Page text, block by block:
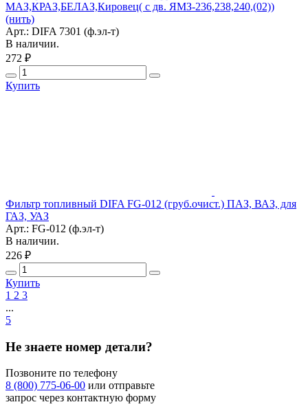
МАЗ,КРАЗ,БЕЛАЗ,Кировец( с дв. ЯМЗ-236,238,240,(02))
(нить)
Арт.: DIFA 7301 (ф.эл-т)
В наличии.
272 ₽
Купить
Фильтр топливный DIFA FG-012 (груб.очист.) ПАЗ, ВАЗ, для
ГАЗ, УАЗ
Арт.: FG-012 (ф.эл-т)
В наличии.
226 ₽
Купить
1 2 3
...
5
Не знаете номер детали?
Позвоните по телефону
8 (800) 775-06-00 или отправьте
запрос через контактную форму